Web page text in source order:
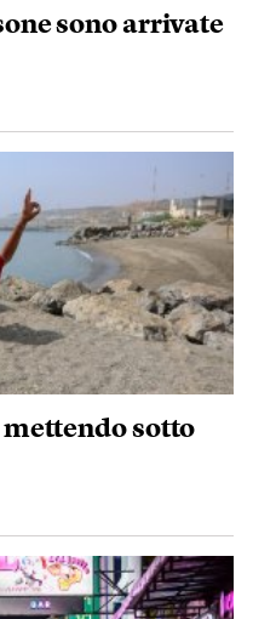
sono arrivate
sotto